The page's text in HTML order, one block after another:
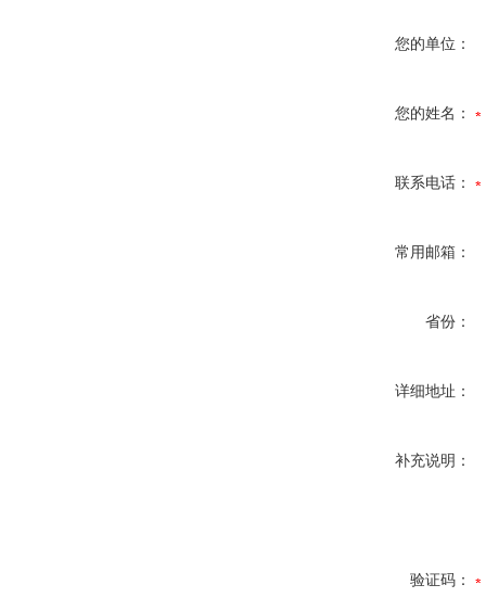
您的单位：
您的姓名：
联系电话：
常用邮箱：
省份：
详细地址：
补充说明：
验证码：